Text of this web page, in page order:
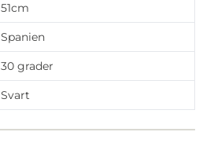
51cm
Spanien
30 grader
Svart